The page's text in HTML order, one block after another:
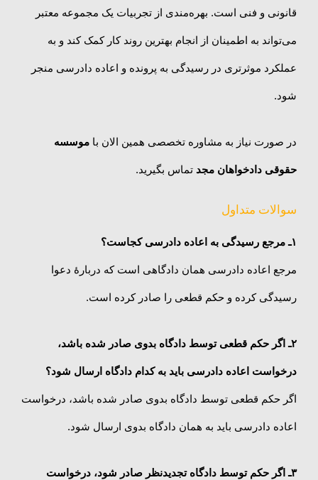
قانونی و فنی است. بهره‌مندی از تجربیات یک مجموعه معتبر
می‌تواند به اطمینان از انجام بهترین روند کار کمک کند و به
عملکرد موثرتری در رسیدگی به پرونده و اعاده دادرسی منجر
شود.
در صورت نیاز به مشاوره تخصصی همین الان با موسسه
حقوقی دادخواهان مجد تماس بگیرید.
سوالات متداول
۱ـ مرجع رسیدگی به اعاده دادرسی کجاست؟
مرجع اعاده دادرسی همان دادگاهی است که دربارهٔ دعوا
رسیدگی کرده و حکم قطعی را صادر کرده است.
۲ـ اگر حکم قطعی توسط دادگاه بدوی صادر شده باشد،
درخواست اعاده دادرسی باید به کدام دادگاه ارسال شود؟
اگر حکم قطعی توسط دادگاه بدوی صادر شده باشد، درخواست
اعاده دادرسی باید به همان دادگاه بدوی ارسال شود.
۳ـ اگر حکم توسط دادگاه تجدیدنظر صادر شود، درخواست